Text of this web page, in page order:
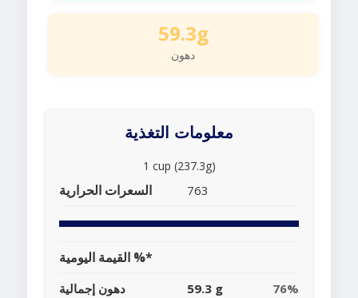
59.3g
دهون
معلومات التغذية
1 cup (237.3g)
السعرات الحرارية 763
القيمة اليومية %*
دهون إجمالية 59.3 g
76%